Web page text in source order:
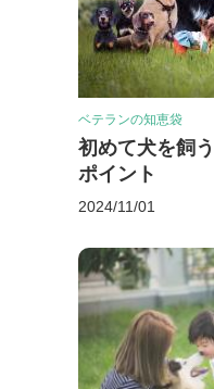
ベテランの知恵袋
初めて犬を飼
ポイント
2024/11/01